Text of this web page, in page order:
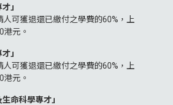
」
人可獲退還已繳付之學費的60%，上
港元。
」
人可獲退還已繳付之學費的60%，上
港元。
命科學專才」